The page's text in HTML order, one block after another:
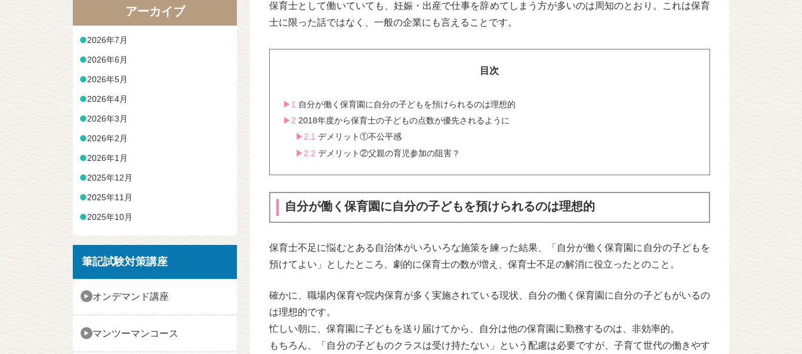
保育士として働いていても、妊娠・出産で仕事を辞めてしまう方が多いのは周知のとおり。これは保育
士に限った話ではなく、一般の企業にも言えることです。
目次
1 自分が働く保育園に自分の子どもを預けられるのは理想的
2 2018年度から保育士の子どもの点数が優先されるように
2.1 デメリット①不公平感
2.2 デメリット②父親の育児参加の阻害？
自分が働く保育園に自分の子どもを預けられるのは理想的
保育士不足に悩むとある自治体がいろいろな施策を練った結果、「自分が働く保育園に自分の子どもを
預けてよい」としたところ、劇的に保育士の数が増え、保育士不足の解消に役立ったとのこと。
確かに、職場内保育や院内保育が多く実施されている現状、自分の働く保育園に自分の子どもがいるの
は理想的です。
忙しい朝に、保育園に子どもを送り届けてから、自分は他の保育園に勤務するのは、非効率的。
もちろん、「自分の子どものクラスは受け持たない」という配慮は必要ですが、子育て世代の働きやす
アーカイブ
●2026年7月
●2026年6月
●2026年5月
●2026年4月
●2026年3月
●2026年2月
●2026年1月
●2025年12月
●2025年11月
●2025年10月
筆記試験対策講座
オンデマンド講座
マンツーマンコース